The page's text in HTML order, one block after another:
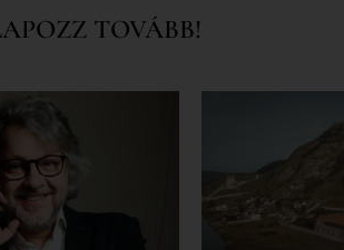
TOVÁBB!